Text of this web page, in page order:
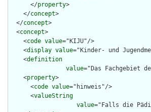
      </
property>
    </
concept>
  </
concept>
  <
concept>
    <
code value="KIJU"/>
    <
display value="Kinder- und
    <
definition
value="Das Fachgebiet
    <
property>
      <
code value="hinweis"/>
      <
valueString
value="Falls die